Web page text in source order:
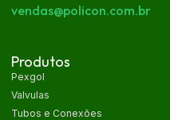
Produtos
Pexgol
Valvulas
Tubos e Conexões
vendas@policon.com.br